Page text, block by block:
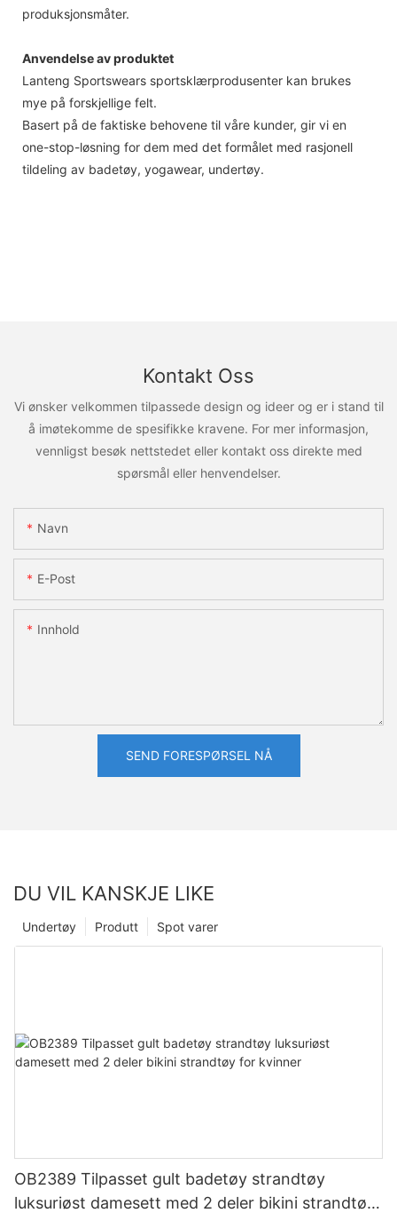
produksjonsmåter.
Anvendelse av produktet
Lanteng Sportswears sportsklærprodusenter kan brukes
mye på forskjellige felt.
Basert på de faktiske behovene til våre kunder, gir vi en
one-stop-løsning for dem med det formålet med rasjonell
tildeling av badetøy, yogawear, undertøy.
Kontakt Oss
Vi ønsker velkommen tilpassede design og ideer og er i stand til
å imøtekomme de spesifikke kravene. For mer informasjon,
vennligst besøk nettstedet eller kontakt oss direkte med
spørsmål eller henvendelser.
Navn
E-Post
Innhold
SEND FORESPØRSEL NÅ
DU VIL KANSKJE LIKE
Spot varer
Produtt
Undertøy
OB2389 Tilpasset gult badetøy strandtøy
luksuriøst damesett med 2 deler bikini strandtøy